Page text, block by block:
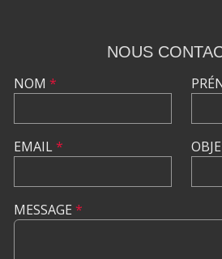
NOUS
NOM *
EMAIL*
MESSAGE *